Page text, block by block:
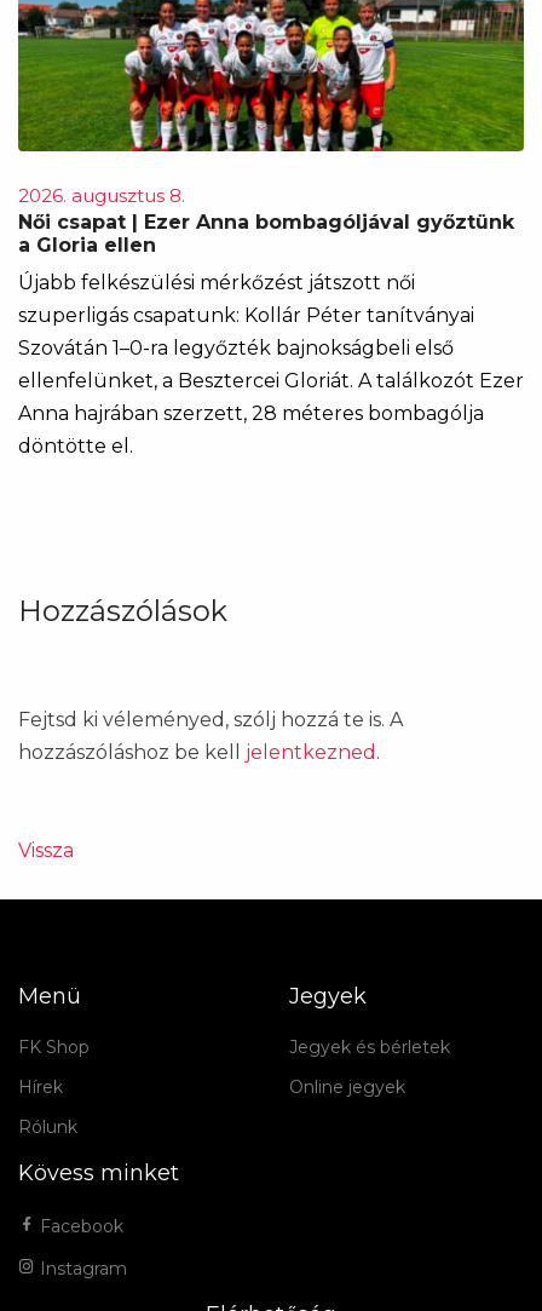
2026. augusztus 8.
Női csapat | Ezer Anna bombagóljával győztünk
a Gloria ellen
Újabb felkészülési mérkőzést játszott női
szuperligás csapatunk: Kollár Péter tanítványai
Szovátán 1–0-ra legyőzték bajnokságbeli első
ellenfelünket, a Besztercei Gloriát. A találkozót Ezer
Anna hajrában szerzett, 28 méteres bombagólja
döntötte el.
Hozzászólások
Fejtsd ki véleményed, szólj hozzá te is. A
hozzászóláshoz be kell jelentkezned .
Vissza
Menü
FK Shop
Hírek
Rólunk
Jegyek
Jegyek és bérletek
Online jegyek
Kövess minket
Facebook
Instagram